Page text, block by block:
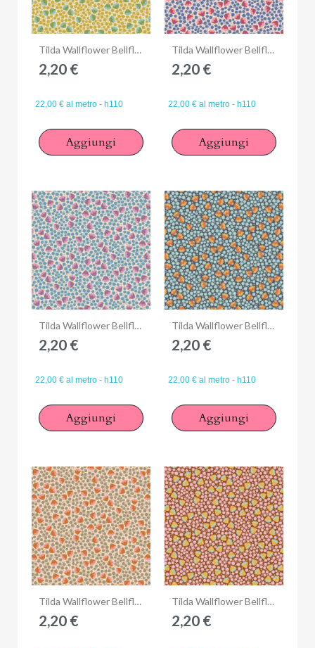
Anteprima Tilda Wallflower Bellflower Flaxen, Tessuto Beige Lino Campanule
2,20 €
22,00 € al metro - h110
Aggiungi
Anteprima Tilda Wallflower Bellflower Denim, Tessuto Blu Denim Campanule
2,20 €
22,00 € al metro - h110
Aggiungi
Anteprima Tilda Wallflower Bellflower Blue, Tessuto Blu Campanule
2,20 €
22,00 € al metro - h110
Aggiungi
Anteprima Tilda Wallflower Bellflower Prussian, Tessuto Blu di Prussia Campanule
2,20 €
22,00 € al metro - h110
Aggiungi
Anteprima Tilda Wallflower Bellflower Sand, Tessuto Beige Sabbia Campanule
2,20 €
Anteprima Tilda Wallflower Bellflower Mulberry, Tessuto Viola Gelso Campanule
2,20 €